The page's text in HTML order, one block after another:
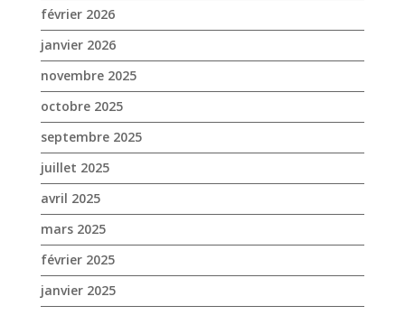
juillet 2025
avril 2025
mars 2025
février 2025
janvier 2025
décembre 2024
novembre 2024
octobre 2024
septembre 2024
août 2024